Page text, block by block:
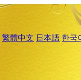
繁體中文 日本語 한국